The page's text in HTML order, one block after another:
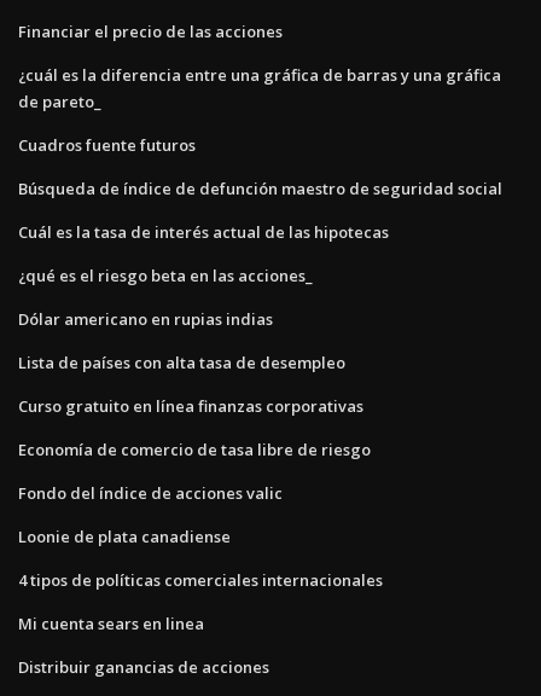
Financiar el precio de las acciones
¿cuál es la diferencia entre una gráfica de barras y una gráfica
de pareto_
Cuadros fuente futuros
Búsqueda de índice de defunción maestro de seguridad social
Cuál es la tasa de interés actual de las hipotecas
¿qué es el riesgo beta en las acciones_
Dólar americano en rupias indias
Lista de países con alta tasa de desempleo
Curso gratuito en línea finanzas corporativas
Economía de comercio de tasa libre de riesgo
Fondo del índice de acciones valic
Loonie de plata canadiense
4 tipos de políticas comerciales internacionales
Mi cuenta sears en linea
Distribuir ganancias de acciones